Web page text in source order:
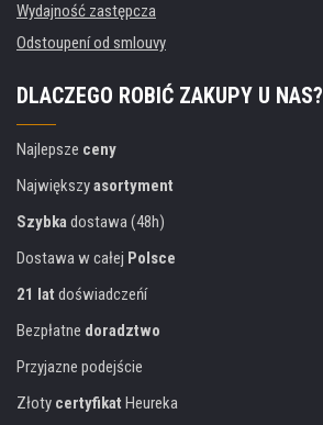
Wydajność zastępcza
Odstoupení od smlouvy
DLACZEGO ROBIĆ ZAKUPY U NAS?
Najlepsze ceny
Największyasortyment
Szybkadostawa (48h)
Dostawa w całej Polsce
21 lat doświadczeńí
Bezpłatne doradztwo
Przyjazne podejście
Złoty certyfikat Heureka